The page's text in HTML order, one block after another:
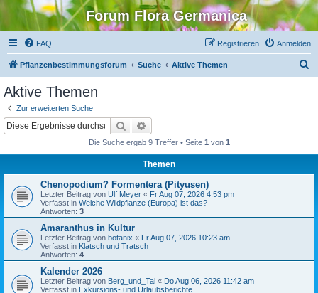
Forum Flora Germanica
FAQ Anmelden
Registrieren
Pflanzenbestimmungsforum Suche Aktive Themen
Aktive Themen
Zur erweiterten Suche
Suche
Die Suche ergab 9 Treffer • Seite 1 von 1
Themen
Chenopodium? Formentera (Pityusen)
Letzter Beitrag von Ulf Meyer « Fr Aug 07, 2026 4:53 pm
Verfasst in Welche Wildpflanze (Europa) ist das?
Antworten: 3
Amaranthus in Kultur
Letzter Beitrag von botanix « Fr Aug 07, 2026 10:23 am
Verfasst in Klatsch und Tratsch
Antworten: 4
Kalender 2026
Letzter Beitrag von Berg_und_Tal « Do Aug 06, 2026 11:42 am
Verfasst in Exkursions- und Urlaubsberichte